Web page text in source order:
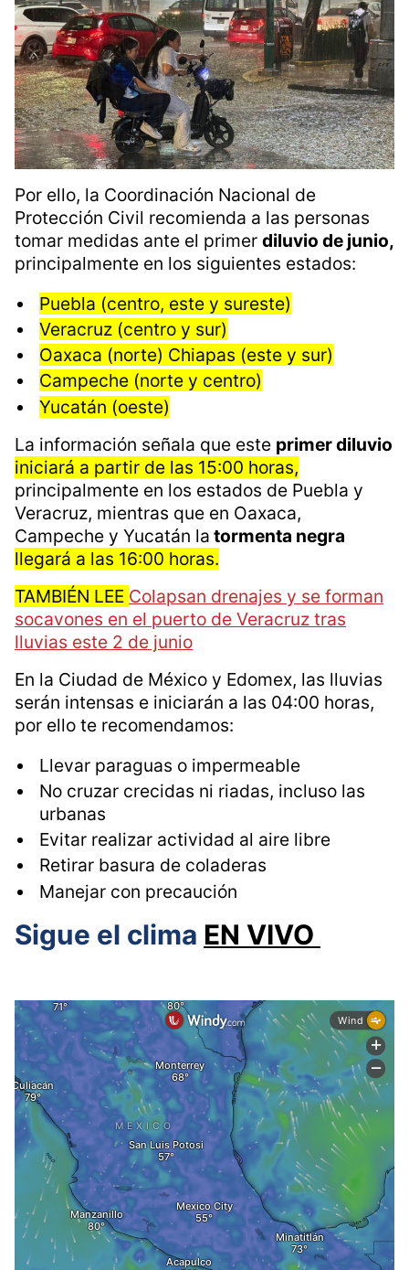
Por ello, la Coordinación Nacional de
Protección Civil recomienda a las personas
tomar medidas ante el primer
principalmente en los siguientes estados:
Puebla (centro, este y sureste)
Veracruz (centro y sur)
Oaxaca (norte) Chiapas (este y sur)
Campeche (norte y centro)
Yucatán (oeste)
La información señala que este
primer diluvio
iniciará a partir de las 15:00 horas,
principalmente en los estados de Puebla y
Veracruz, mientras que en Oaxaca,
Campeche y Yucatán la tormenta negra
llegará a las 16:00 horas.
TAMBIÉN LEEColapsan drenajes y se forman
socavones en el puerto de Veracruz tras
lluvias este 2 de junio
En la Ciudad de México y Edomex, las lluvias
serán intensas e iniciarán a las 04:00 horas,
por ello te recomendamos:
Llevar paraguas o impermeable
No cruzar crecidas ni riadas, incluso las
urbanas
Retirar basura de coladeras
Manejar con precaución
Sigue el climaEN VIVO